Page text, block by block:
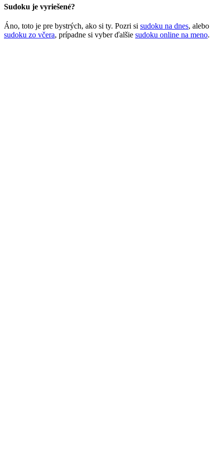
Sudoku je vyriešené?
Áno, toto je pre bystrých, ako si ty. Pozri si sudoku na dnes, alebo
sudoku zo včera, prípadne si vyber ďalšie sudoku online na meno.